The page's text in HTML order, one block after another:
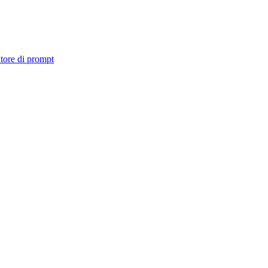
di prompt